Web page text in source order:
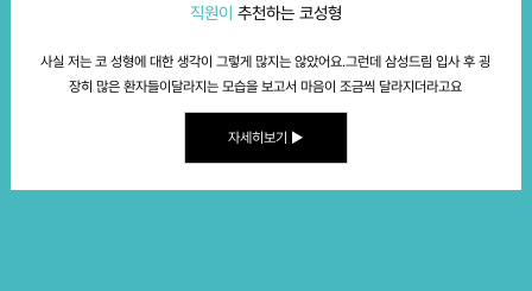
직원이 추천하는 코성형
사실 저는 코 성형에 대한 생각이 그렇게 많지는 않았어요.그런데 삼성드림 입사 후 굉
장히 많은 환자들이달라지는 모습을 보고서 마음이 조금씩 달라지더라고요
자세히보기 ▶